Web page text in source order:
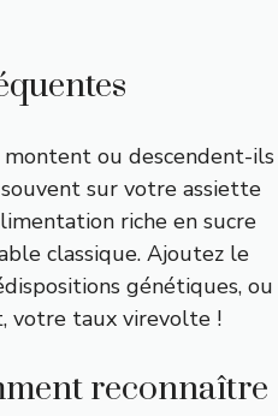
ou descendent-ils
sur votre assiette
riche en sucre
classique. Ajoutez le
génétiques, ou
votre taux virevolte !
reconnaître